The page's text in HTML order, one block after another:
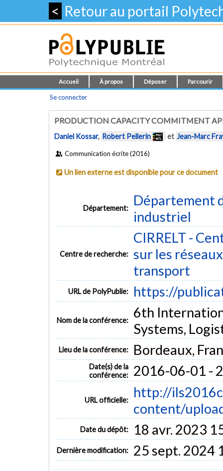
< Retour au portail
Accueil À propos Déposer Parcourir
Se connecter
PRODUCTION CAPACITY COMMITMENT
Daniel Kossar, Robert Pellerin et Jean-Marc
Communication écrite (2016)
Un lien externe est disponible pour ce document
Département:
Département
industriel
Centre de recherche:
CIRRELT -
sur les
transport
URL de PolyPublie: https://
Nom de la conférence:
6th
Systems,
Lieu de la conférence: Bordeaux,
Date(s) de la
conférence:
2016-06-01 -
URL officielle:
http://
content/
Date du dépôt: 18 avr. 2023
Dernière modification: 25 sept. 2024